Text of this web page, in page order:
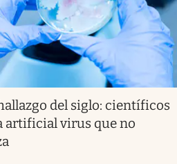
del siglo: científicos
artificial virus que no